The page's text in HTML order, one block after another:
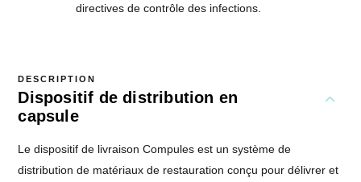
directives de contrôle des infections.
DESCRIPTION
Dispositif de distribution en
capsule
Le dispositif de livraison Compules est un système de
distribution de matériaux de restauration conçu pour délivrer et